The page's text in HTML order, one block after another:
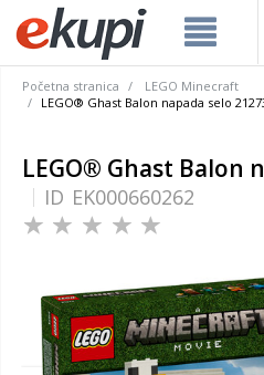
Početna stranica
LEGO Minecraft
LEGO® Ghast Balon napada selo
LEGO® Ghast Balon
ID EK000660262